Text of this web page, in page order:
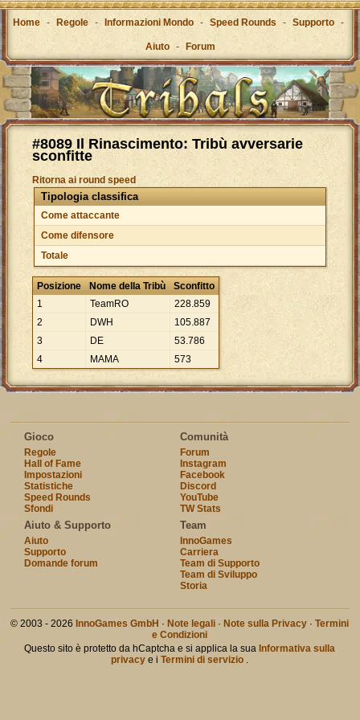
Home - Regole - Informazioni Mondo - Speed Rounds - Supporto -
Aiuto - Forum
#8089 Il Rinascimento: Tribù avversarie
sconfitte
Ritorna ai round speed
Tipologia classifica
Come attaccante
Come difensore
Totale
Posizione Nome della Tribù
Sconfitto
1
TeamRO 228.859
2
DWH 105.887
3
DE 53.786
4
MAMA 573
Gioco
Regole
Hall of Fame
Impostazioni
Statistiche
Speed Rounds
Sfondi
Comunità
Forum
Instagram
Facebook
Discord
YouTube
TW Stats
Aiuto & Supporto
Aiuto
Supporto
Domande forum
Team
InnoGames
Carriera
Team di Supporto
Team di Sviluppo
Storia
© 2003 - 2026 InnoGames GmbH · Note legali · Note sulla Privacy ·Termini
e Condizioni
Questo sito è protetto da hCaptcha e si applica la sua Informativa sulla
privacy e iTermini di servizio .